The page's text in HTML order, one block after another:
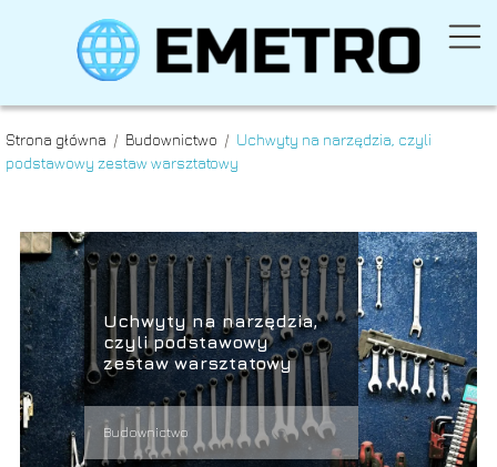
Strona główna / Budownictwo / Uchwyty na narzędzia, czyli
podstawowy zestaw warsztatowy
Uchwyty na narzędzia,
czyli podstawowy
zestaw warsztatowy
Budownictwo